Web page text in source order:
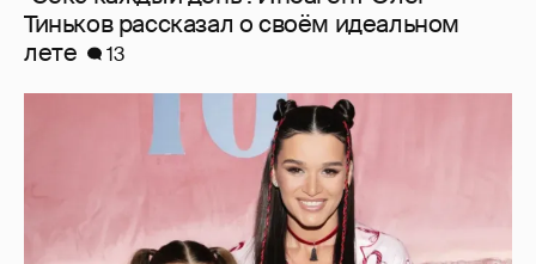
"Тебе тяжело на фоне идеальной сестры".
Ксению Бородину раскритиковали за
обращение к младшей дочери